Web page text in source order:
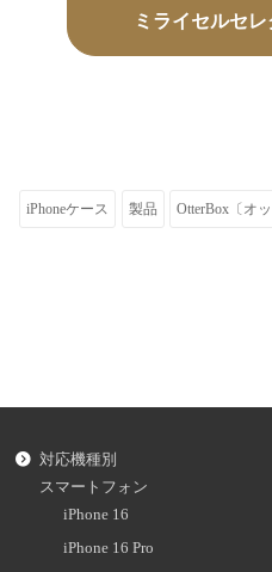
ミライセルセ
iPhoneケース 製品 OtterBox〔オ
対応機種別
スマートフォン
iPhone 16
iPhone 16 Pro